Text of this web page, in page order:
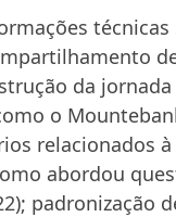
técnicas
da
o
relacionados
abordou
padronização